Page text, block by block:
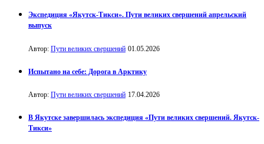
Экспедиция «Якутск-Тикси». Пути великих свершений апрельский
выпуск
Автор: Пути великих свершений 01.05.2026
Испытано на себе: Дорога в Арктику
Автор: Пути великих свершений 17.04.2026
В Якутске завершилась экспедиция «Пути великих свершений. Якутск-
Тикси»